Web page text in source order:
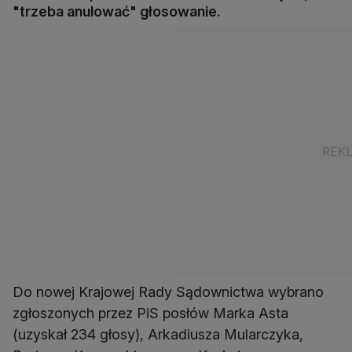
"trzeba anulować" głosowanie.
Do nowej Krajowej Rady Sądownictwa wybrano
zgłoszonych przez PiS posłów Marka Asta
(uzyskał 234 głosy), Arkadiusza Mularczyka,